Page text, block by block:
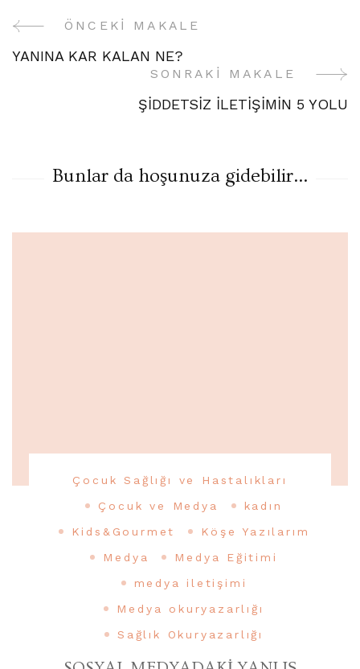
YazıÖNCEKI MAKALE
YANINA KAR KALAN NE?
SONRAKI MAKALE
ŞİDDETSİZ İLETİŞİMİN 5 YOLU
Bunlar da hoşunuza gidebilir...
Çocuk Sağlığı ve Hastalıkları
Çocuk ve Medya
kadın
Kids&Gourmet
Köşe Yazılarım
Medya
Medya Eğitimi
medya iletişimi
Medya okuryazarlığı
Sağlık Okuryazarlığı